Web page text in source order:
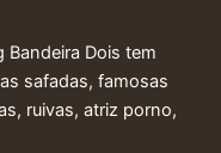
Dois tem
safadas, famosas
ruivas, atriz porno,